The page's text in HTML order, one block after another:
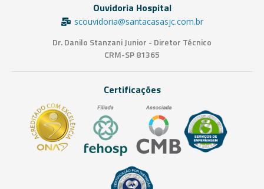
Ouvidoria Hospital
scouvidoria@santacasasjc.com.br
Dr. Danilo Stanzani Junior - Diretor Técnico
CRM-SP 81365
Certificações